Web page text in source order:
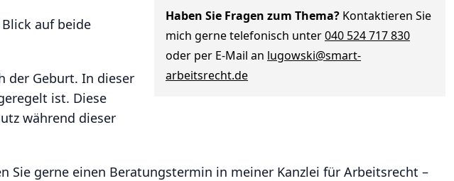
Haben Sie Fragen zum Thema? Kontaktieren Sie
mich gerne telefonisch unter040 524 717 830
oder per E-Mail an lugowski@smart-
arbeitsrecht.de
auf beide
der Geburt. In dieser
ist. Diese
während dieser
Sie gerne einen Beratungstermin in meiner Kanzlei für Arbeitsrecht –